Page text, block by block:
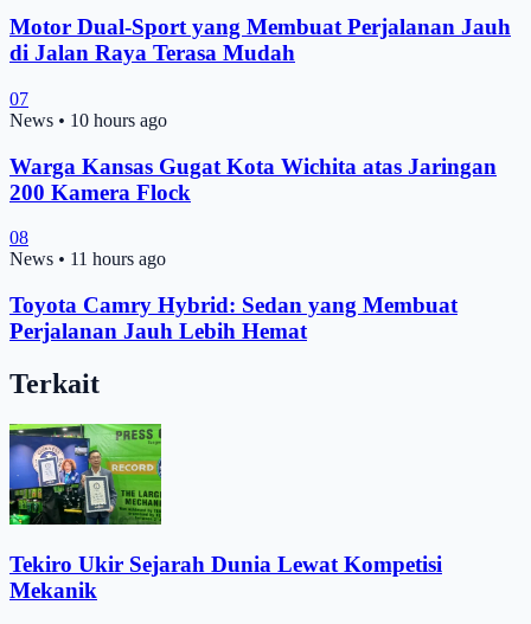
Motor Dual-Sport yang Membuat Perjalanan Jauh
di Jalan Raya Terasa Mudah
07
News • 10 hours ago
Warga Kansas Gugat Kota Wichita atas Jaringan
200 Kamera Flock
08
News • 11 hours ago
Toyota Camry Hybrid: Sedan yang Membuat
Perjalanan Jauh Lebih Hemat
Terkait
Tekiro Ukir Sejarah Dunia Lewat Kompetisi
Mekanik